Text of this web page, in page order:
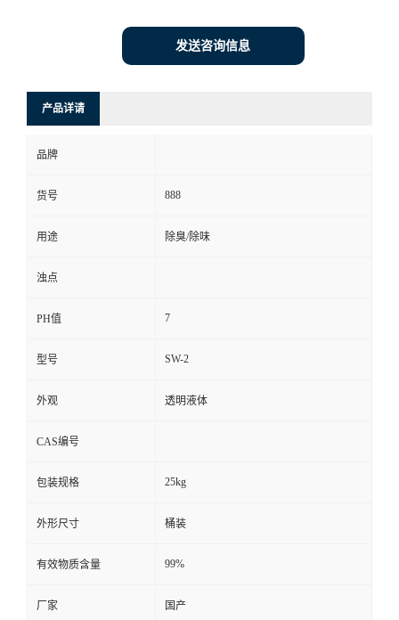
发送咨询信息
产品详请
品牌
货号 888
用途 除臭/除味
浊点
PH值 7
型号 SW-2
外观 透明液体
CAS编号
包装规格 25kg
外形尺寸 桶装
有效物质含量 99%
厂家 国产